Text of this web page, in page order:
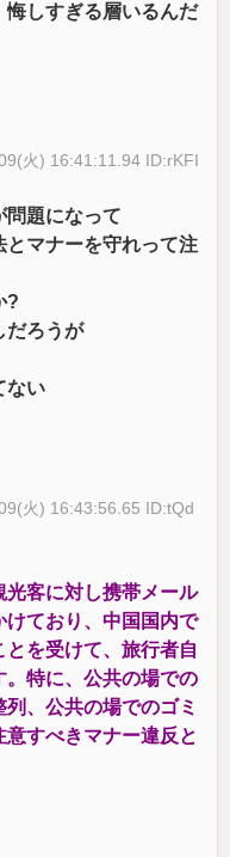
しすぎる層いるんだ
火) 16:41:11.94 ID:rKFI
問題になって
とマナーを守れって注
?
だろうが
ない
火) 16:43:56.65 ID:tQd
客に対し携帯メール
ており、中国国内で
を受けて、旅行者自
特に、公共の場での
、公共の場でのゴミ
すべきマナー違反と